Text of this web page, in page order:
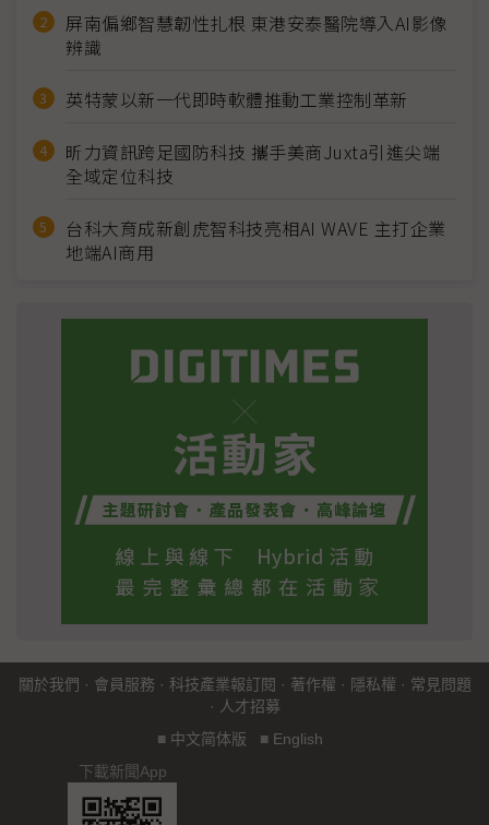
屏南偏鄉智慧韌性扎根 東港安泰醫院導入AI影像
辨識
英特蒙以新一代即時軟體推動工業控制革新
昕力資訊跨足國防科技 攜手美商Juxta引進尖端
全域定位科技
台科大育成新創虎智科技亮相AI WAVE 主打企業
地端AI商用
關於我們 · 會員服務 · 科技產業報訂閱 · 著作權 · 隱私權 · 常見問題
· 人才招募
■ 中文简体版 ■ English
下載新聞App